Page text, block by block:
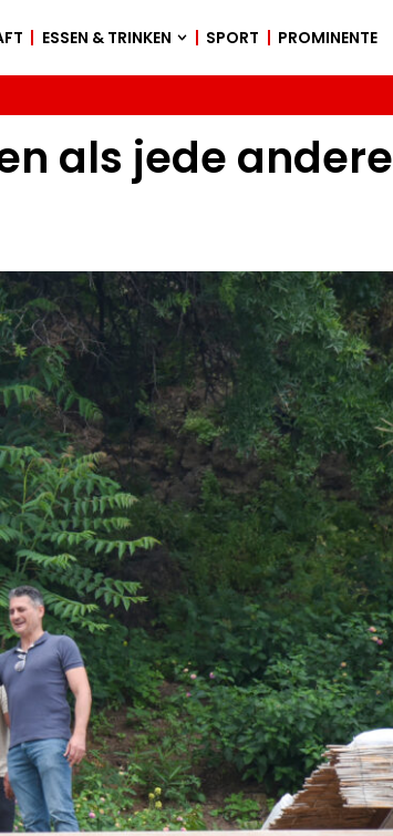
ESSEN & TRINKEN SPORT PROMINENTE
als jede andere